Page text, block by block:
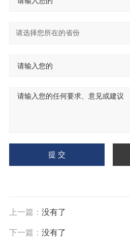
上一篇： 没有了
下一篇： 没有了